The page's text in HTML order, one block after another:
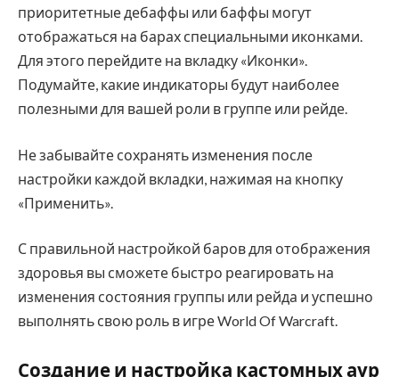
приоритетные дебаффы или баффы могут
отображаться на барах специальными иконками.
Для этого перейдите на вкладку «Иконки».
Подумайте, какие индикаторы будут наиболее
полезными для вашей роли в группе или рейде.
Не забывайте сохранять изменения после
настройки каждой вкладки, нажимая на кнопку
«Применить».
С правильной настройкой баров для отображения
здоровья вы сможете быстро реагировать на
изменения состояния группы или рейда и успешно
выполнять свою роль в игре World Of Warcraft.
Создание и настройка кастомных аур